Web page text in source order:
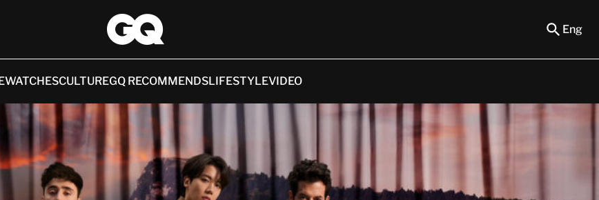
Eng
WATCHESCULTUREGQ RECOMMENDSLIFESTYLEVIDEO